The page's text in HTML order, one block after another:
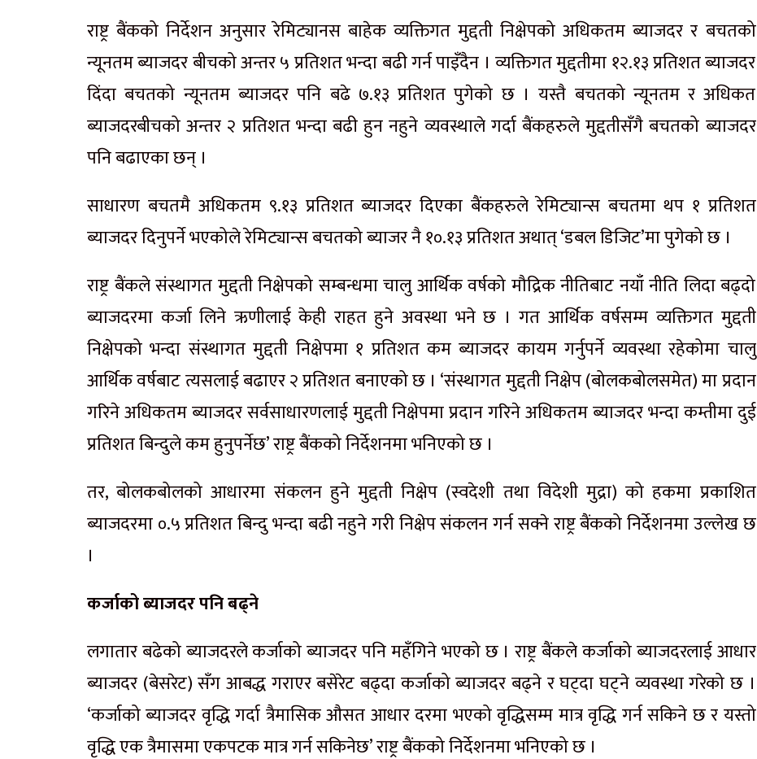
राष्ट्र बैंकको निर्देशन अनुसार रेमिट्यानस बाहेक व्यक्तिगत मुद्दती निक्षेपको अधिकतम ब्याजदर र बचतको
न्यूनतम ब्याजदर बीचको अन्तर ५ प्रतिशत भन्दा बढी गर्न पाइँदैन । व्यक्तिगत मुद्दतीमा १२.१३ प्रतिशत ब्याजदर
दिंदा बचतको न्यूनतम ब्याजदर पनि बढे ७.१३ प्रतिशत पुगेको छ । यस्तै बचतको न्यूनतम र अधिकत
ब्याजदरबीचको अन्तर २ प्रतिशत भन्दा बढी हुन नहुने व्यवस्थाले गर्दा बैंकहरुले मुद्दतीसँगै बचतको ब्याजदर
पनि बढाएका छन् ।
साधारण बचतमै अधिकतम ९.१३ प्रतिशत ब्याजदर दिएका बैंकहरुले रेमिट्यान्स बचतमा थप १ प्रतिशत
ब्याजदर दिनुपर्ने भएकोले रेमिट्यान्स बचतको ब्याजर नै १०.१३ प्रतिशत अथात् ‘डबल डिजिट’मा पुगेको छ ।
राष्ट्र बैंकले संस्थागत मुद्दती निक्षेपको सम्बन्धमा चालु आर्थिक वर्षको मौद्रिक नीतिबाट नयाँ नीति लिदा बढ्दो
ब्याजदरमा कर्जा लिने ऋणीलाई केही राहत हुने अवस्था भने छ । गत आर्थिक वर्षसम्म व्यक्तिगत मुद्दती
निक्षेपको भन्दा संस्थागत मुद्दती निक्षेपमा १ प्रतिशत कम ब्याजदर कायम गर्नुपर्ने व्यवस्था रहेकोमा चालु
आर्थिक वर्षबाट त्यसलाई बढाएर २ प्रतिशत बनाएको छ । ‘संस्थागत मुद्दती निक्षेप (बोलकबोलसमेत) मा प्रदान
गरिने अधिकतम ब्याजदर सर्वसाधारणलाई मुद्दती निक्षेपमा प्रदान गरिने अधिकतम ब्याजदर भन्दा कम्तीमा दुई
प्रतिशत बिन्दुले कम हुनुपर्नेछ’ राष्ट्र बैंकको निर्देशनमा भनिएको छ ।
तर, बोलकबोलको आधारमा संकलन हुने मुद्दती निक्षेप (स्वदेशी तथा विदेशी मुद्रा) को हकमा प्रकाशित
ब्याजदरमा ०.५ प्रतिशत बिन्दु भन्दा बढी नहुने गरी निक्षेप संकलन गर्न सक्ने राष्ट्र बैंकको निर्देशनमा उल्लेख छ
।
कर्जाको ब्याजदर पनि बढ्ने
लगातार बढेको ब्याजदरले कर्जाको ब्याजदर पनि महँगिने भएको छ । राष्ट्र बैंकले कर्जाको ब्याजदरलाई आधार
ब्याजदर (बेसरेट) सँग आबद्ध गराएर बसेरेट बढ्दा कर्जाको ब्याजदर बढ्ने र घट्दा घट्ने व्यवस्था गरेको छ ।
‘कर्जाको ब्याजदर वृद्धि गर्दा त्रैमासिक औसत आधार दरमा भएको वृद्धिसम्म मात्र वृद्धि गर्न सकिने छ र यस्तो
वृद्धि एक त्रैमासमा एकपटक मात्र गर्न सकिनेछ’ राष्ट्र बैंकको निर्देशनमा भनिएको छ ।